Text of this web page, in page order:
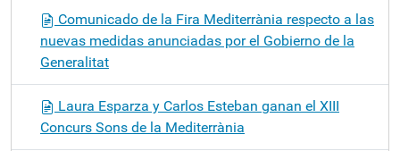
Comunicado de la Fira Mediterrània respecto a las
nuevas medidas anunciadas por el Gobierno de la
Generalitat
Laura Esparza y Carlos Esteban ganan el XIII
Concurs Sons de la Mediterrània